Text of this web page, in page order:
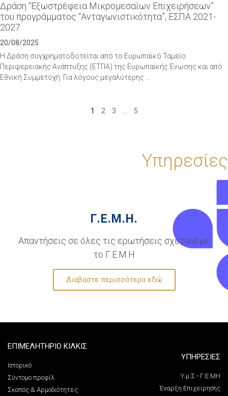
Δράση “Εξωστρέφεια Μικρομεσαίων Επιχειρήσεων”
του προγράμματος “Ανταγωνιστικότητα”, ΕΣΠΑ 2021-
2027
20/08/2025
Η Δράση συγχρηματοδοτείται από το Ευρωπαϊκό Ταμείο
Περιφερειακής Ανάπτυξης (ΕΤΠΑ) της Ευρωπαϊκής Ένωσης και από
Εθνική Συμμετοχή. Για λόγους μεγαλύτερης …
1 2 3 5
Υπηρεσίες
Γ.Ε.Μ.Η.
Απαντήσεις σε όλες τις ερωτήσεις σχετικά με
το Γ.Ε.Μ.Η
Διαβαστε περισσότερα εδώ
ΕΠΙΜΕΛΗΤΗΡΙΟ ΚΙΛΚΙΣ
Ιστορικό
Σύντομο προφίλ
Σκοπός & Αρμοδιότητες
ΥΠΗΡΕΣΙΕΣ
Υ.μ.Σ - Γ.Ε.ΜΗ
Έναρξη Επιχείρησης